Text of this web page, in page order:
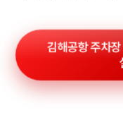
김해공항 주차